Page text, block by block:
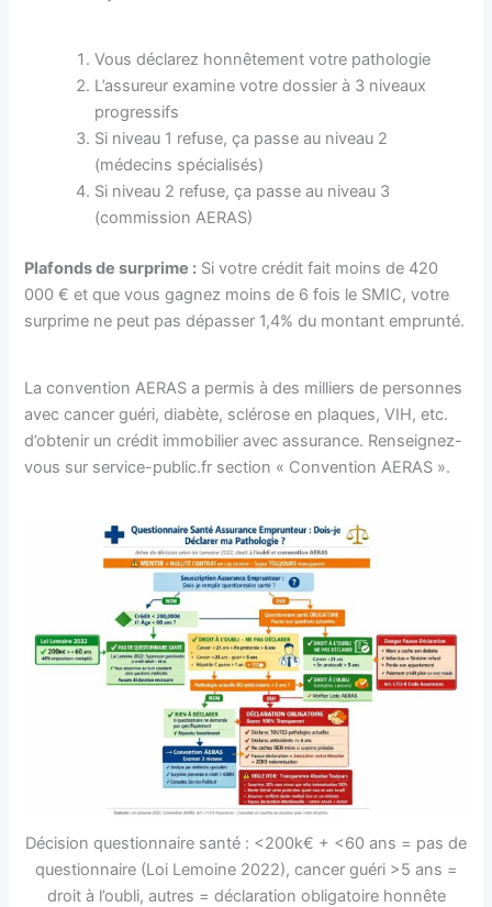
Vous déclarez honnêtement votre pathologie
L’assureur examine votre dossier à 3 niveaux
progressifs
Si niveau 1 refuse, ça passe au niveau 2
(médecins spécialisés)
Si niveau 2 refuse, ça passe au niveau 3
(commission AERAS)
Plafonds de surprime : Si votre crédit fait moins de 420
000 € et que vous gagnez moins de 6 fois le SMIC, votre
surprime ne peut pas dépasser 1,4% du montant emprunté.
La convention AERAS a permis à des milliers de personnes
avec cancer guéri, diabète, sclérose en plaques, VIH, etc.
d’obtenir un crédit immobilier avec assurance. Renseignez-
vous sur service-public.fr section « Convention AERAS ».
Décision questionnaire santé : <200k€ + <60 ans = pas de
questionnaire (Loi Lemoine 2022), cancer guéri >5 ans =
droit à l’oubli, autres = déclaration obligatoire honnête